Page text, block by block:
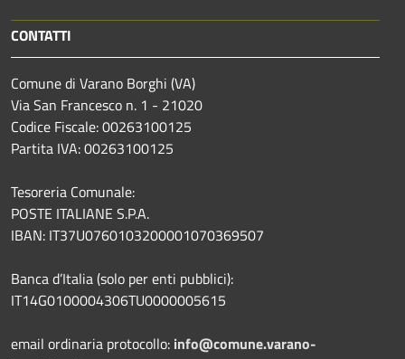
CONTATTI
Comune di Varano Borghi (VA)
Via San Francesco n. 1 - 21020
Codice Fiscale: 00263100125
Partita IVA: 00263100125
Tesoreria Comunale:
POSTE ITALIANE S.P.A.
IBAN: IT37U0760103200001070369507
Banca d’Italia (solo per enti pubblici):
IT14G0100004306TU0000005615
email ordinaria protocollo: info@comune.varano-